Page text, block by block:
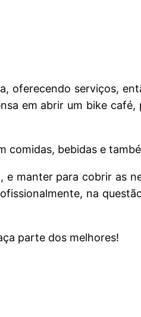
oferecendo serviços,
em abrir um bike
comidas, bebidas e
manter para cobrir as
na
parte dos melhores!